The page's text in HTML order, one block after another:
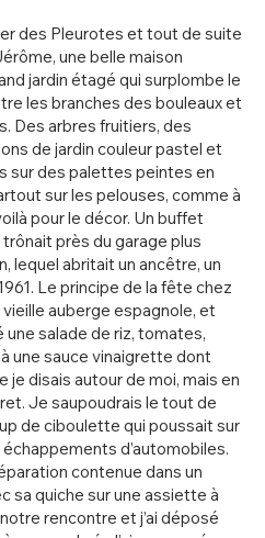
des Pleurotes et tout de suite
une belle maison
jardin étagé qui surplombe le
les branches des bouleaux et
Des arbres fruitiers, des
de jardin couleur pastel et
sur des palettes peintes en
sur les pelouses, comme à
pour le décor. Un buffet
près du garage plus
lequel abritait un ancêtre, un
Le principe de la fête chez
auberge espagnole, et
une salade de riz, tomates,
une sauce vinaigrette dont
je disais autour de moi, mais en
Je saupoudrais le tout de
de ciboulette qui poussait sur
d’automobiles.
contenue dans un
sa quiche sur une assiette à
rencontre et j’ai déposé